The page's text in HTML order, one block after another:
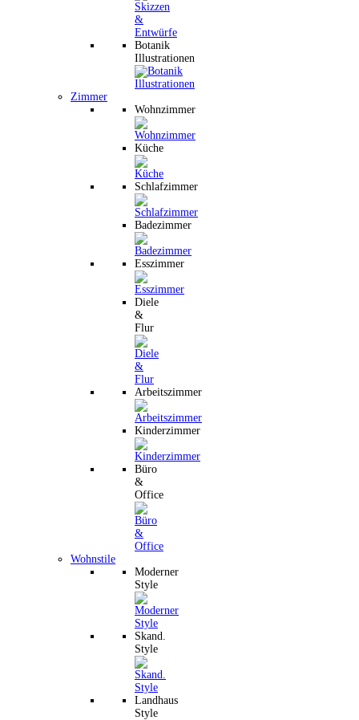
Botanik
Illustrationen
Zimmer
Wohnzimmer
Küche
Schlafzimmer
Badezimmer
Esszimmer
Diele
&
Flur
Arbeitszimmer
Kinderzimmer
Büro
&
Office
Wohnstile
Moderner
Style
Skand.
Style
Landhaus
Style